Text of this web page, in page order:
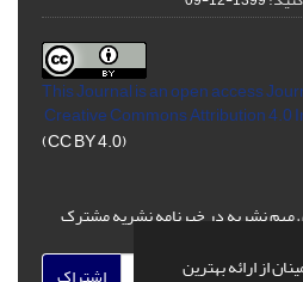
از ارائه بهترین
This Journal is an open access
Creative Commons Attribution 4.0
(CC BY 4.0)
مهم نشریه در خبرنامه نشریه مشترک